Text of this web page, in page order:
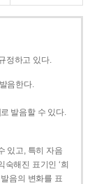
정하고 있다.
음한다.
발음할 수 있다.
있고, 특히 자음
숙해진 표기인 ‘희
발음의 변화를 표